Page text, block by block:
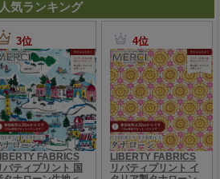
人気ランキング